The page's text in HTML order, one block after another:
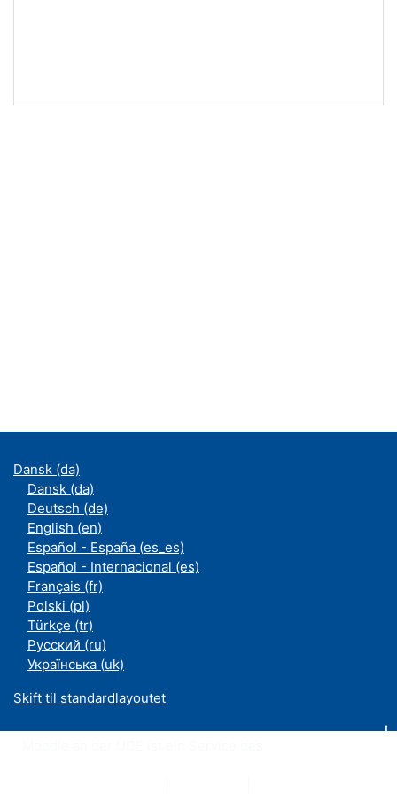
Dansk ‎(da)‎
Dansk ‎(da)‎
Deutsch ‎(de)‎
English ‎(en)‎
Español - España ‎(es_es)‎
Español - Internacional ‎(es)‎
Français ‎(fr)‎
Polski ‎(pl)‎
Türkçe ‎(tr)‎
Русский ‎(ru)‎
Українська ‎(uk)‎
Skift til standardlayoutet